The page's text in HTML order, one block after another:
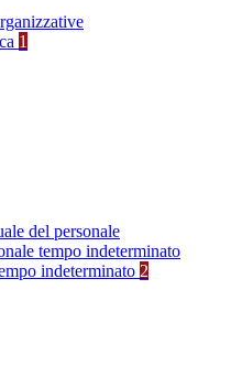
1
del personale
tempo indeterminato
indeterminato 2